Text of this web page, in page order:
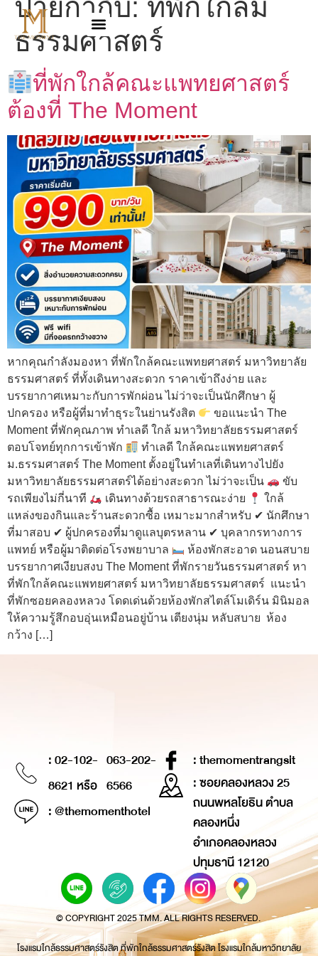
ป้ายกำกับ: ที่พักใกล้ม
ธรรมศาสตร์
ที่พักใกล้คณะแพทยศาสตร์
ต้องที่ The Moment
หากคุณกำลังมองหา ที่พักใกล้คณะแพทยศาสตร์ มหาวิทยาลัย
ธรรมศาสตร์ ที่ทั้งเดินทางสะดวก ราคาเข้าถึงง่าย และ
บรรยากาศเหมาะกับการพักผ่อน ไม่ว่าจะเป็นนักศึกษา ผู้
ปกครอง หรือผู้ที่มาทำธุระในย่านรังสิต
ขอแนะนำ The
Moment ที่พักคุณภาพ ทำเลดี ใกล้ มหาวิทยาลัยธรรมศาสตร์
ตอบโจทย์ทุกการเข้าพัก
ทำเลดี ใกล้คณะแพทยศาสตร์
ม.ธรรมศาสตร์ The Moment ตั้งอยู่ในทำเลที่เดินทางไปยัง
มหาวิทยาลัยธรรมศาสตร์ได้อย่างสะดวก ไม่ว่าจะเป็น
ขับ
รถเพียงไม่กี่นาที
เดินทางด้วยรถสาธารณะง่าย
ใกล้
แหล่งของกินและร้านสะดวกซื้อ เหมาะมากสำหรับ ✔ นักศึกษา
ที่มาสอบ ✔ ผู้ปกครองที่มาดูแลบุตรหลาน ✔ บุคลากรทางการ
แพทย์ หรือผู้มาติดต่อโรงพยาบาล
ห้องพักสะอาด นอนสบาย
บรรยากาศเงียบสงบ The Moment ที่พักรายวันธรรมศาสตร์ หา
ที่พักใกล้คณะแพทยศาสตร์ มหาวิทยาลัยธรรมศาสตร์ แนะนำ
ที่พักซอยคลองหลวง โดดเด่นด้วยห้องพักสไตล์โมเดิร์น มินิมอล
ให้ความรู้สึกอบอุ่นเหมือนอยู่บ้าน เตียงนุ่ม หลับสบาย ห้อง
กว้าง […]
: 02-102-
8621 หรือ
063-202-
6566
: @themomenthotel
: themomentrangsit
: ซอยคลองหลวง 25
ถนนพหลโยธิน ตำบล
คลองหนึ่ง
อำเภอคลองหลวง
ปทุมธานี 12120
© COPYRIGHT 2025 TMM. ALL RIGHTS RESERVED.
โรงแรมใกล้ธรรมศาสตร์รังสิต ที่พักใกล้ธรรมศาสตร์รังสิต โรงแรมใกล้มหาวิทยาลัย